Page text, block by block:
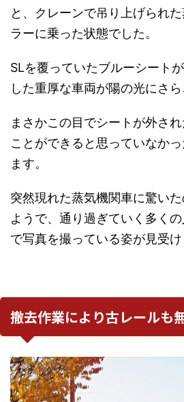
と、クレーンで吊り上げられ
ラーに乗った状態でした。
SLを覆っていたブルーシート
した重厚な車両が陽の光にさら
まさかこの目でシートが外さ
ことができると思っていなか
ます。
突然現れた蒸気機関車に驚い
ようで、通り過ぎていく多く
で写真を撮っている姿が見受け
撤去作業により古レールも